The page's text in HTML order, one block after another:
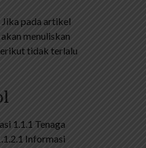
Jika pada artikel
menuliskan
tidak terlalu
1.1.1 Tenaga
Informasi